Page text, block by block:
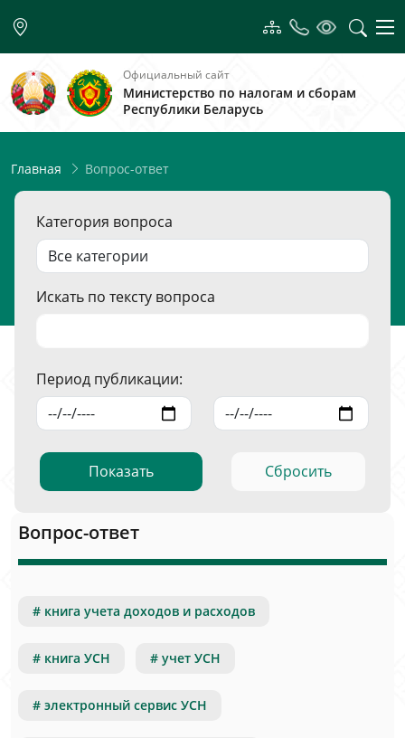
Официальный сайт
Министерство по налогам и сборам
Республики Беларусь
Главная Вопрос-ответ
Категория вопроса
Искать по тексту вопроса
Период публикации:
Показать Сбросить
Вопрос-ответ
# книга учета доходов и расходов
# книга УСН # учет УСН
# электронный сервис УСН